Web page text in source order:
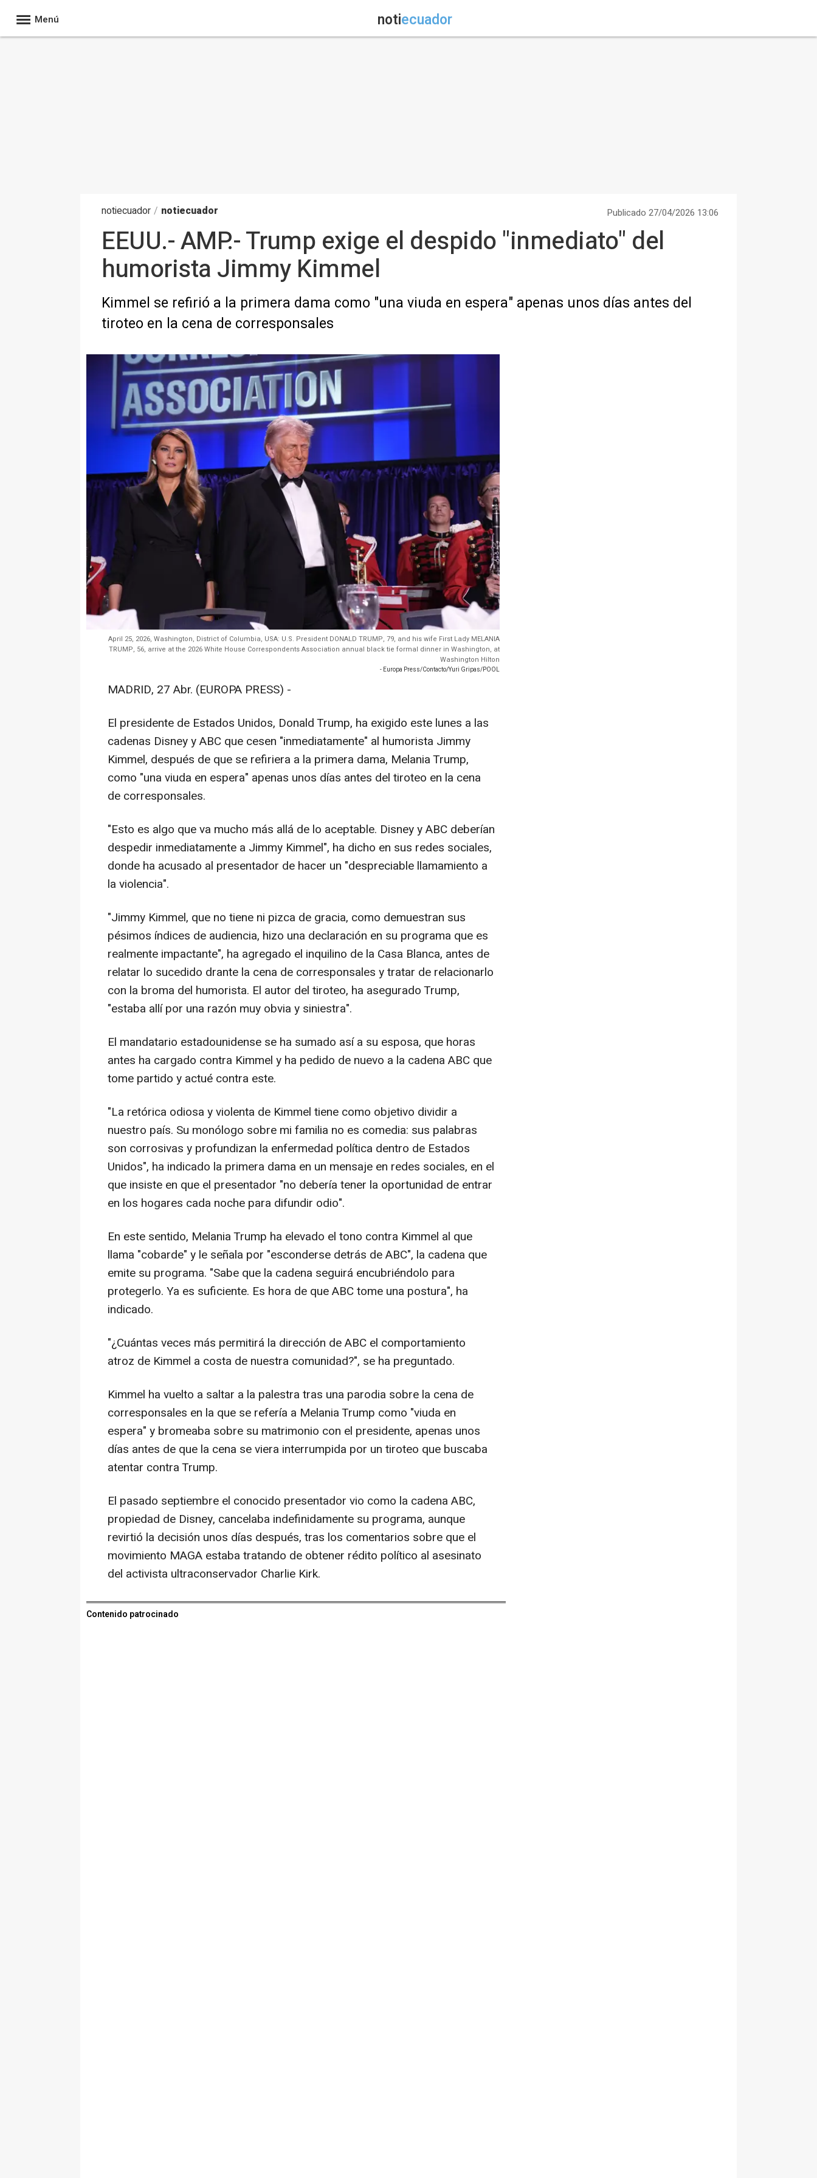
Menú notiecuador
notiecuador / notiecuador Publicado 27/04/2026 13:06
EEUU.- AMP.- Trump exige el despido "inmediato" del
humorista Jimmy Kimmel
Kimmel se refirió a la primera dama como "una viuda en espera" apenas unos días antes del
tiroteo en la cena de corresponsales
April 25, 2026, Washington, District of Columbia, USA: U.S. President DONALD TRUMP, 79, and his wife First Lady MELANIA
TRUMP, 56, arrive at the 2026 White House Correspondents Association annual black tie formal dinner in Washington, at
Washington Hilton
- Europa Press/Contacto/Yuri Gripas/POOL
MADRID, 27 Abr. (EUROPA PRESS) -
El presidente de Estados Unidos, Donald Trump, ha exigido este lunes a las
cadenas Disney y ABC que cesen "inmediatamente" al humorista Jimmy
Kimmel, después de que se refiriera a la primera dama, Melania Trump,
como "una viuda en espera" apenas unos días antes del tiroteo en la cena
de corresponsales.
"Esto es algo que va mucho más allá de lo aceptable. Disney y ABC deberían
despedir inmediatamente a Jimmy Kimmel", ha dicho en sus redes sociales,
donde ha acusado al presentador de hacer un "despreciable llamamiento a
la violencia".
"Jimmy Kimmel, que no tiene ni pizca de gracia, como demuestran sus
pésimos índices de audiencia, hizo una declaración en su programa que es
realmente impactante", ha agregado el inquilino de la Casa Blanca, antes de
relatar lo sucedido drante la cena de corresponsales y tratar de relacionarlo
con la broma del humorista. El autor del tiroteo, ha asegurado Trump,
"estaba allí por una razón muy obvia y siniestra".
El mandatario estadounidense se ha sumado así a su esposa, que horas
antes ha cargado contra Kimmel y ha pedido de nuevo a la cadena ABC que
tome partido y actué contra este.
"La retórica odiosa y violenta de Kimmel tiene como objetivo dividir a
nuestro país. Su monólogo sobre mi familia no es comedia: sus palabras
son corrosivas y profundizan la enfermedad política dentro de Estados
Unidos", ha indicado la primera dama en un mensaje en redes sociales, en el
que insiste en que el presentador "no debería tener la oportunidad de entrar
en los hogares cada noche para difundir odio".
En este sentido, Melania Trump ha elevado el tono contra Kimmel al que
llama "cobarde" y le señala por "esconderse detrás de ABC", la cadena que
emite su programa. "Sabe que la cadena seguirá encubriéndolo para
protegerlo. Ya es suficiente. Es hora de que ABC tome una postura", ha
indicado.
"¿Cuántas veces más permitirá la dirección de ABC el comportamiento
atroz de Kimmel a costa de nuestra comunidad?", se ha preguntado.
Kimmel ha vuelto a saltar a la palestra tras una parodia sobre la cena de
corresponsales en la que se refería a Melania Trump como "viuda en
espera" y bromeaba sobre su matrimonio con el presidente, apenas unos
días antes de que la cena se viera interrumpida por un tiroteo que buscaba
atentar contra Trump.
El pasado septiembre el conocido presentador vio como la cadena ABC,
propiedad de Disney, cancelaba indefinidamente su programa, aunque
revirtió la decisión unos días después, tras los comentarios sobre que el
movimiento MAGA estaba tratando de obtener rédito político al asesinato
del activista ultraconservador Charlie Kirk.
Contenido patrocinado